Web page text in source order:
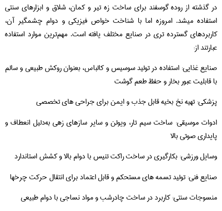
گذشته از روده گوسفند برای ساخت زه تیر و کمان، شلاق و ابزارهای سنتی
میشد. امروزه اما با شناخت خواص فیزیکی و دوام چشمگیر آن،
گسترده‌ تری در صنایع مختلف یافته است. مهم‌ترین موارد استفاده
از:
غذایی: استفاده در تولید سوسیس و کالباس، بعنوان روکش طبیعی و سالم
قابلیت عبور بخار و حفظ طعم گوشت
تهیه نخ بخیه قابل جذب و ایمن برای جراحی‌ های تخصصی
موسیقی: ساخت سیم تار، ویولن و سایر سازهای زهی به‌دلیل انعطاف و
صوتی بالا
ورزشی: بکارگیری در ساخت راکت تنیس با دوام بالا و کشش استاندارد
فنی: تولید تسمه‌ های مستحکم و قابل‌ اعتماد برای انتقال حرکت چرخها
سنتی: کاربرد در ساخت چادرشب و مواد نساجی با دوام طبیعی